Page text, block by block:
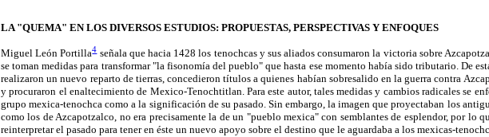
LA "QUEMA" EN LOS DIVERSOS ESTUDIOS: PROPUESTAS, PERSPECTIVAS Y ENFOQUES
Miguel León Portilla4señala que hacia 1428 los tenochcas y sus aliados consumaron la victoria sobre
se toman medidas para transformar "la fisonomía del pueblo" que hasta ese momento había sido tributario. De
realizaron un nuevo reparto de tierras, concedieron títulos a quienes habían sobresalido en la guerra contra
y procuraron el enaltecimiento de Mexico-Tenochtitlan. Para este autor, tales medidas y cambios radicales se
grupo mexica-tenochca como a la significación de su pasado. Sin embargo, la imagen que proyectaban los
como los de Azcapotzalco, no era precisamente la de un "pueblo mexica" con semblantes de esplendor, por lo
reinterpretar el pasado para tener en éste un nuevo apoyo sobre el destino que le aguardaba a los mexicas-